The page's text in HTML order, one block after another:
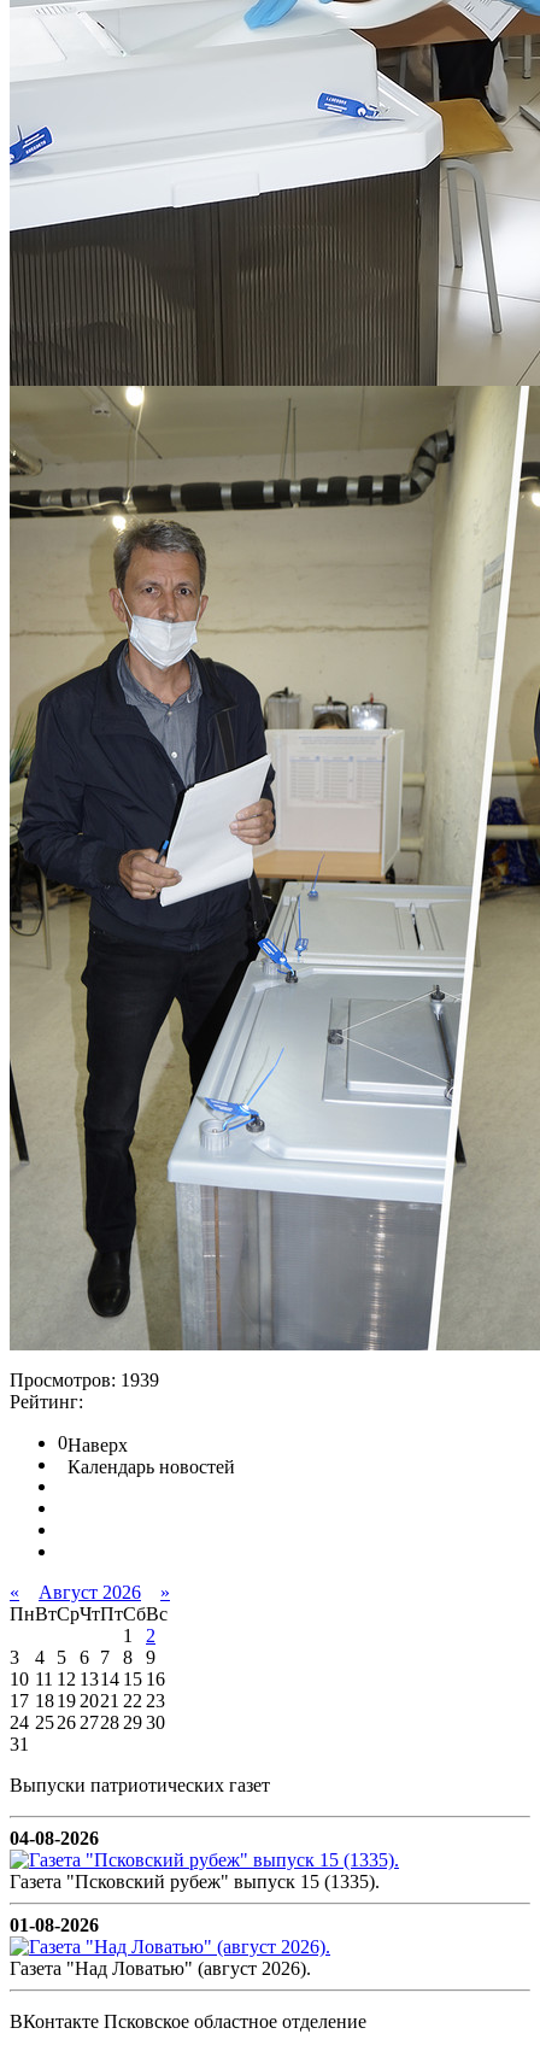
Просмотров: 1939
Рейтинг:
0Наверх
Календарь новостей
« Август 2026
»
ПнВтСрЧтПтСбВс
1
2
3
4 5 6 7 8
9
10 11 12 1314 15 16
17 18192021 2223
24 252627282930
31
Выпуски патриотических газет
04-08-2026
Газета "Псковский рубеж" выпуск 15 (1335).
01-08-2026
Газета "Над Ловатью" (август 2026).
ВКонтакте Псковское областное отделение